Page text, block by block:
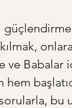
kılmak,
Babalar